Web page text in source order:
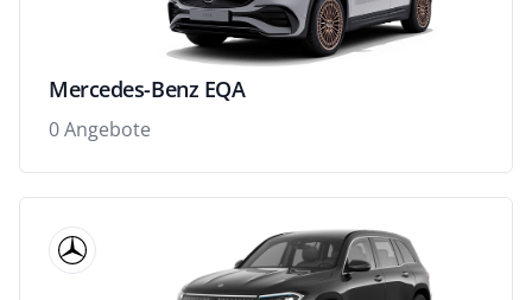
Mercedes-Benz EQA
0 Angebote